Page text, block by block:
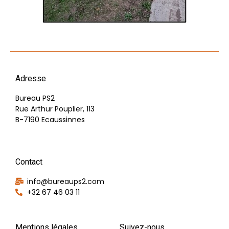
Adresse
Bureau PS2
Rue Arthur Pouplier, 113
B-7190 Ecaussinnes
Contact
info@bureaups2.com
+32 67 46 03 11